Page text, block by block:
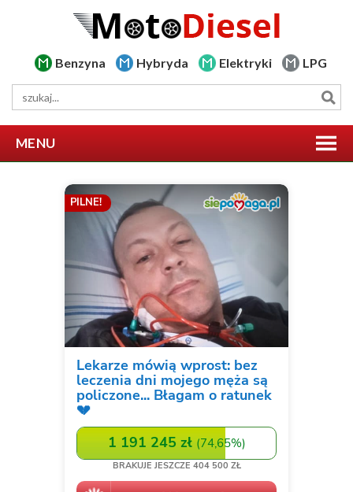
Benzyna Hybryda Elektryki LPG
MENU